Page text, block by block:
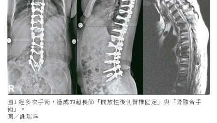
圖1 經多次手術，造成的超長節「開放性後側脊椎固定」與「骨融合手
術」。
圖／謝瑞洋